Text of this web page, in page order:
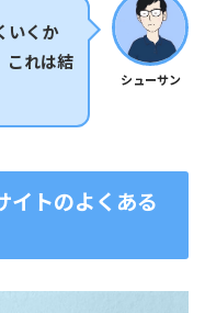
シューサン
いくか
これは結
イトのよくある